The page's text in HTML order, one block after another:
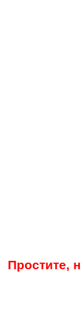
Простите,